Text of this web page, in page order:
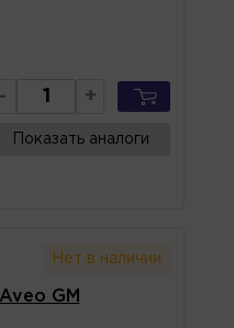
- +
Показать аналоги
Нет в наличии
GM